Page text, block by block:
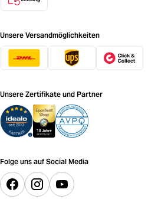
Unsere Versandmöglichkeiten
Unsere Zertifikate und Partner
Folge uns auf Social Media